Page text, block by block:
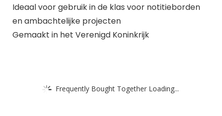
Ideaal voor gebruik in de klas voor notitieborden
en ambachtelijke projecten
Gemaakt in het Verenigd Koninkrijk
Frequently Bought Together Loading...